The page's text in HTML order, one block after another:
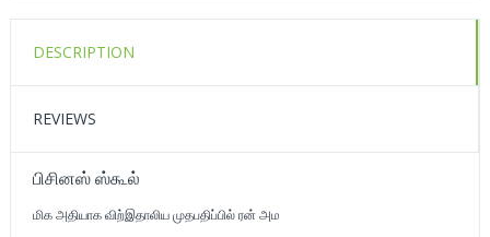
DESCRIPTION
REVIEWS
பிசினஸ் ஸ்கூல்
மிக அதியாக விற்இதாலிய முதபதிப்பில் ரன் அம